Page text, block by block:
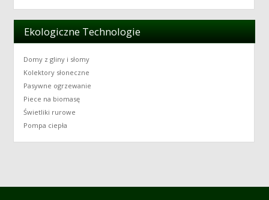
Ekologiczne Technologie
Domy z gliny i słomy
Kolektory słoneczne
Pasywne ogrzewanie
Piece na biomasę
Świetliki rurowe
Pompa ciepła